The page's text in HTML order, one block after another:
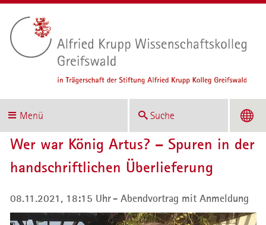
Menü Suche
Wer war König Artus? – Spuren in der
handschriftlichen Überlieferung
08.11.2021, 18:15 Uhr Abendvortrag mit Anmeldung